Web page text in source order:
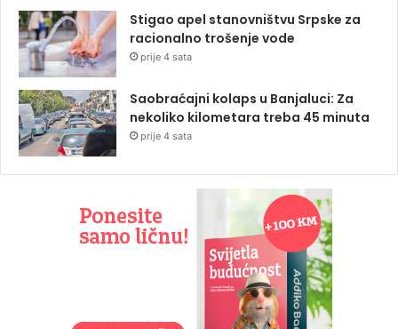
Stigao apel stanovništvu Srpske za
racionalno trošenje vode
prije 4 sata
Saobraćajni kolaps u Banjaluci: Za
nekoliko kilometara treba 45 minuta
prije 4 sata